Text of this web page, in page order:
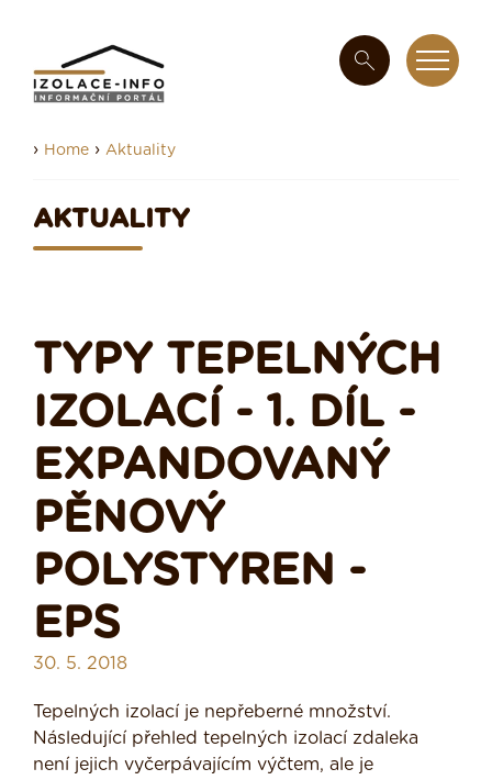
› Home › Aktuality
AKTUALITY
TYPY TEPELNÝCH
IZOLACÍ - 1. DÍL -
EXPANDOVANÝ
PĚNOVÝ
POLYSTYREN -
EPS
30. 5. 2018
Tepelných izolací je nepřeberné množství.
Následující přehled tepelných izolací zdaleka
není jejich vyčerpávajícím výčtem, ale je